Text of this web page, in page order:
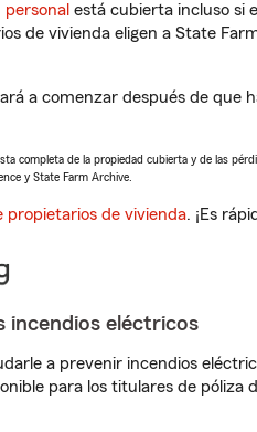
personal está cubierta incluso si
de vivienda eligen a State
a comenzar después de que
completa de la propiedad cubierta y de las
y State Farm Archive.
propietarios de vivienda. ¡Es
incendios eléctricos
a prevenir incendios
para los titulares de